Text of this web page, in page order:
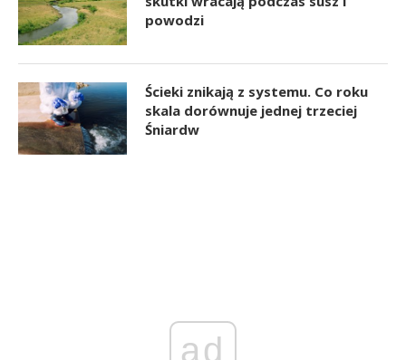
powodzi
Ścieki znikają z systemu. Co roku
skala dorównuje jednej trzeciej
Śniardw
ad